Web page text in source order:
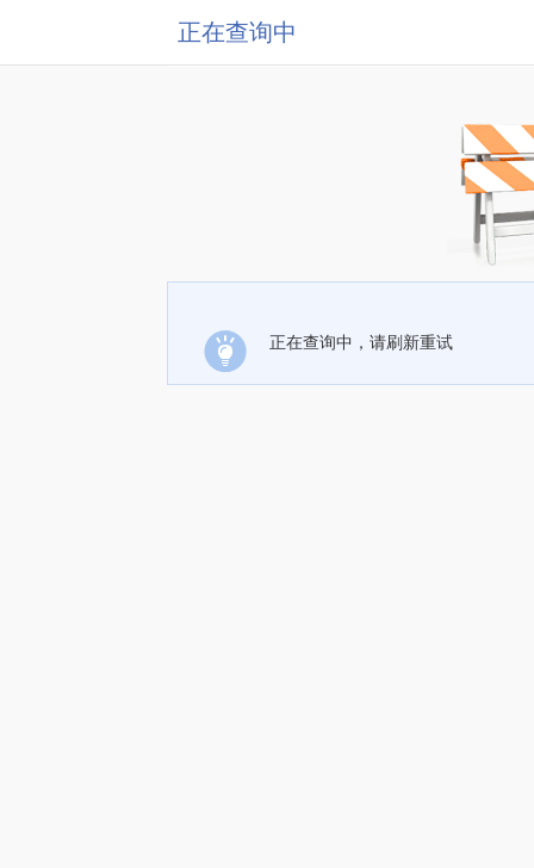
正在查询中
正在查询中，请刷新重试